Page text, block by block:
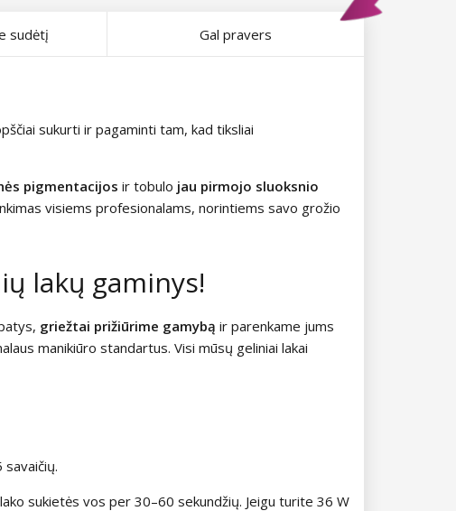
sukurti ir pagaminti tam, kad tiksliai
pigmentacijos ir tobulo jau pirmojo sluoksnio
visiems profesionalams, norintiems savo grožio
lakų gaminys!
griežtai prižiūrime gamybą ir parenkame jums
manikiūro standartus. Visi mūsų geliniai lakai
savaičių.
sukietės vos per 30–60 sekundžių. Jeigu turite 36 W
sudėtį Gal pravers